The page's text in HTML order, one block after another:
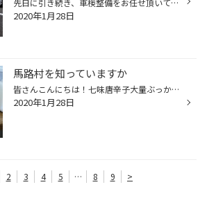
先日に引き続き、車検整備をお任せ頂いている日産・エクストレイルの作業をご紹介します。 車には様々な濾過装置（フィルター）が付いていますが、エアコンのフィルターもその一つです。 エアコン稼働時、送風口から出てくる風は、大半の車種はフィルターを通ってきます。 エクストレイルの場合、エ...
2020年1月28日
馬路村を知っていますか
皆さんこんにちは！七味唐辛子大量ぶっかけ系男子こと西中です！ 七味って美味しいですよね！先人たちの工夫が詰まった和のスパイスです。 最近のお気に入りは、画像の馬路村七味です！ 高知県は柚子の産地として有名です。例えば高知県産のポン酢は数多く出回っていますが、その中でも馬路村のポン...
2020年1月28日
2 3 4 5 … 8 9 >